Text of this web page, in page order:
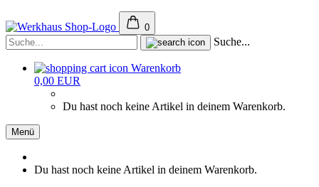
0
Suche...
Warenkorb
0,00 EUR
Du hast noch keine Artikel in deinem Warenkorb.
Menü
Du hast noch keine Artikel in deinem Warenkorb.